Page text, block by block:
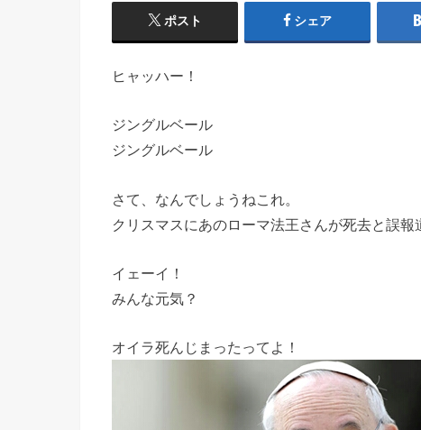
ポスト シェア
ヒャッハー！
ジングルベール
ジングルベール
さて、なんでしょうねこれ。
クリスマスにあのローマ法王さんが死去と誤報
イェーイ！
みんな元気？
オイラ死んじまったってよ！